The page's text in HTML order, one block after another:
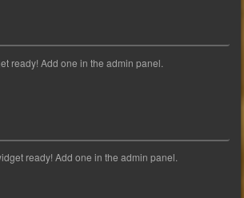
ready! Add one in the admin panel.
ready! Add one in the admin panel.